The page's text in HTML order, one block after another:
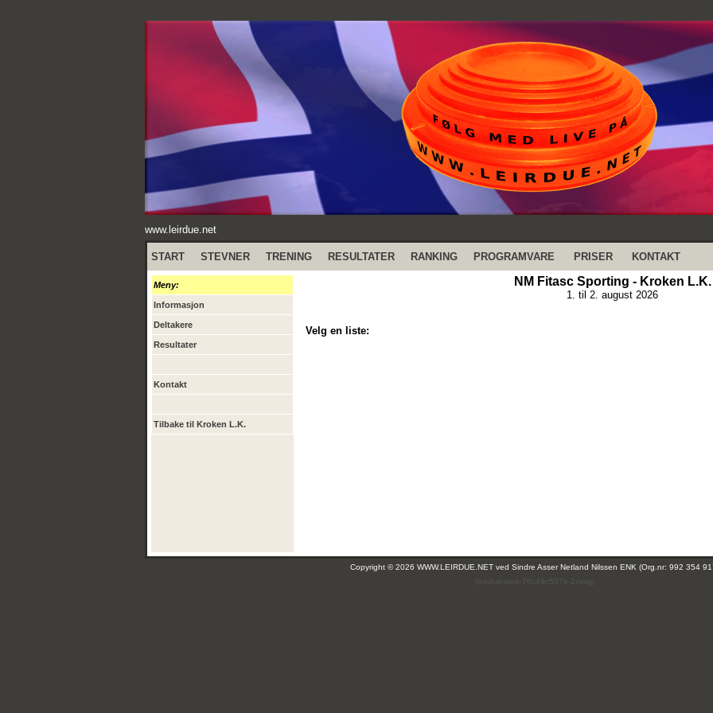
www.leirdue.net
START STEVNER TRENING RESULTATER RANKING PROGRAMVARE PRISER KONTAKT
Meny:
Informasjon
Deltakere
Resultater
Kontakt
Tilbake til Kroken L.K.
NM Fitasc Sporting - Kroken L.K.
1. til 2. august 2026
Velg en liste:
Copyright © 2026 WWW.LEIRDUE.NET ved Sindre Asser Netland Nilssen ENK (Org.nr: 992 354
(leirdue-web-76c49c557b-2xvxg)